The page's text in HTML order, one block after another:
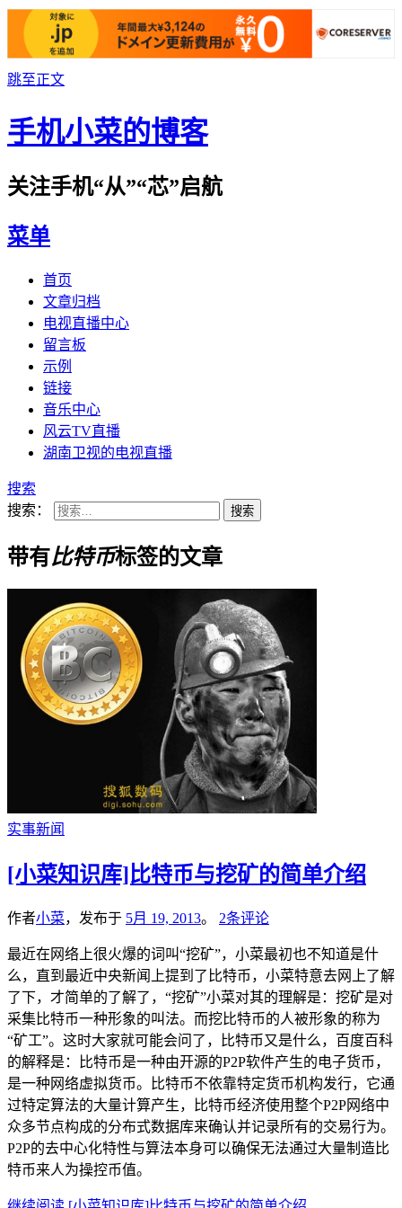
跳至正文
手机小菜的博客
关注手机“从”“芯”启航
菜单
首页
文章归档
电视直播中心
留言板
示例
链接
音乐中心
风云TV直播
湖南卫视的电视直播
搜索
搜索：
带有比特币标签的文章
实事新闻
[小菜知识库]比特币与挖矿的简单介绍
作者小菜，发布于 5月 19, 2013。 2条评论
最近在网络上很火爆的词叫“挖矿”，小菜最初也不知道是什
么，直到最近中央新闻上提到了比特币，小菜特意去网上了解
了下，才简单的了解了，“挖矿”小菜对其的理解是：挖矿是对
采集比特币一种形象的叫法。而挖比特币的人被形象的称为
“矿工”。这时大家就可能会问了，比特币又是什么，百度百科
的解释是：比特币是一种由开源的P2P软件产生的电子货币，
是一种网络虚拟货币。比特币不依靠特定货币机构发行，它通
过特定算法的大量计算产生，比特币经济使用整个P2P网络中
众多节点构成的分布式数据库来确认并记录所有的交易行为。
P2P的去中心化特性与算法本身可以确保无法通过大量制造比
特币来人为操控币值。